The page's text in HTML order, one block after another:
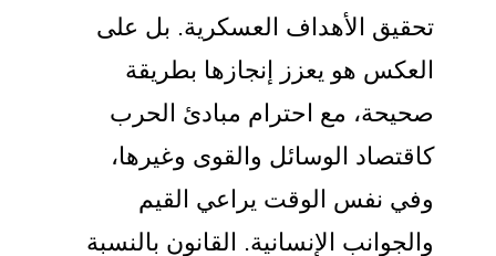
تحقيق الأهداف العسكرية. بل على
العكس هو يعزز إنجازها بطريقة
صحيحة، مع احترام مبادئ الحرب
كاقتصاد الوسائل والقوى وغيرها،
وفي نفس الوقت يراعي القيم
والجوانب الإنسانية. القانون بالنسبة